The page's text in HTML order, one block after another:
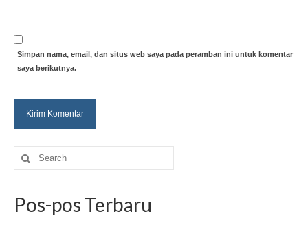
Simpan nama, email, dan situs web saya pada peramban ini untuk komentar
saya berikutnya.
Search
for:
Pos-pos Terbaru